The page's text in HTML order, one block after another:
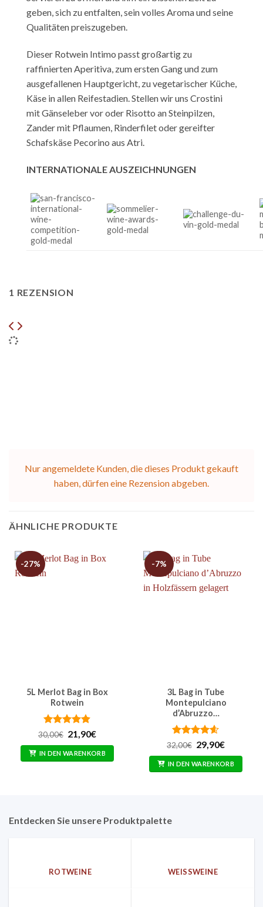
geben, sich zu entfalten, sein volles Aroma und seine
Qualitäten preiszugeben.
Dieser Rotwein Intimo passt großartig zu
raffinierten Aperitiva, zum ersten Gang und zum
ausgefallenen Hauptgericht, zu vegetarischer Küche,
Käse in allen Reifestadien. Stellen wir uns Crostini
mit Gänseleber vor oder Risotto an Steinpilzen,
Zander mit Pflaumen, Rinderfilet oder gereifter
Schafskäse Pecorino aus Atri.
INTERNATIONALE AUSZEICHNUNGEN
1 REZENSION
Nur angemeldete Kunden, die dieses Produkt gekauft
haben, dürfen eine Rezension abgeben.
ÄHNLICHE PRODUKTE
-27%
5L Merlot Bag in Box
Rotwein
Bewertet
von 5
30,00€ Ursprünglicher
Preis
war:
30,00€
21,90€Aktueller
ist:
21,90€.
IN DEN WARENKORB
-7%
3L Bag in Tube
Montepulciano
d’Abruzzo…
Bewertet
von 5
32,00€ Ursprünglicher
Preis
war:
32,00€
29,90€Aktueller
ist:
29,90€.
IN DEN WARENKORB
Entdecken Sie unsere Produktpalette
ROTWEINE WEISSWEINE